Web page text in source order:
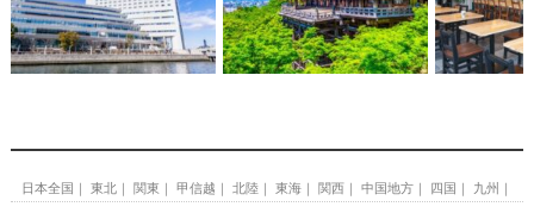
日本全国 東北 関東 甲信越 北陸 東海 関西 中国地方 四国 九州